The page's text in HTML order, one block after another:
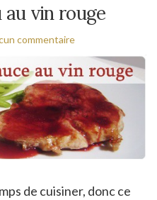
au vin rouge
commentaire
de cuisiner, donc ce